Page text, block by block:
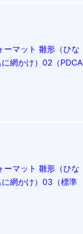
ーマット 雛形（ひな
網かけ）02（PDCA
ーマット 雛形（ひな
網かけ）03（標準